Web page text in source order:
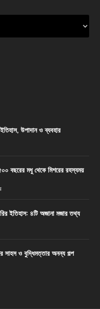
উপাদান ও ব্যবহার
বছরের মধু থেকে মিশরের রহস্যময়
ইতিহাস: ৪টি অজানা মজার তথ্য
সাহস ও বুদ্ধিমত্তার অনন্য গল্প